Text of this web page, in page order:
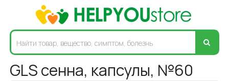
GLS сенна, капсулы, №60